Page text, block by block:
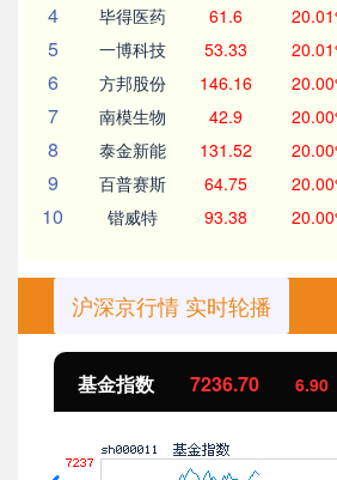
4 毕得医药 61.6
5 一博科技 53.33
6 方邦股份 146.16
7 南模生物 42.9
8 泰金新能 131.52
9 百普赛斯 64.75
10 锴威特 93.38
沪深京行情 实时轮播
基金指数 7236.70 6.90